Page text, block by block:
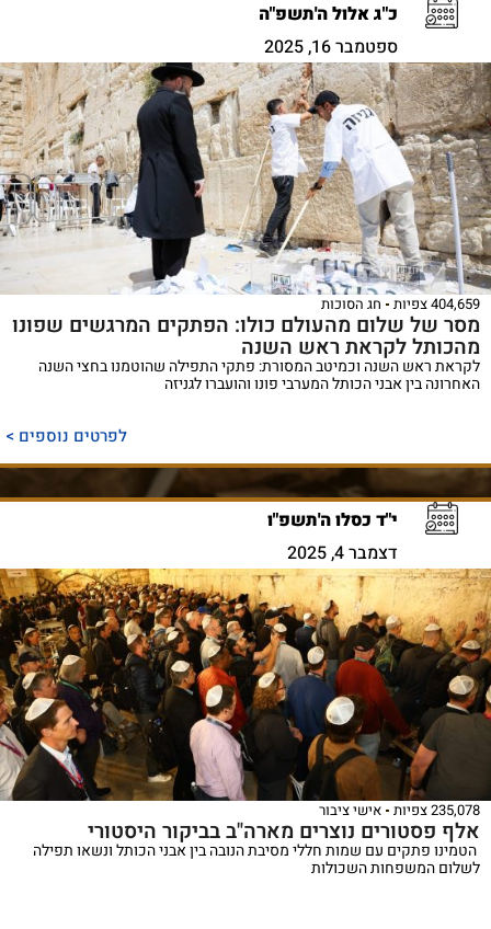
כ"ג אלול ה'תשפ"ה
ספטמבר 16, 2025
404,659 צפיות חג הסוכות
מסר של שלום מהעולם כולו: הפתקים המרגשים שפונו
מהכותל לקראת ראש השנה
לקראת ראש השנה וכמיטב המסורת: פתקי התפילה שהוטמנו בחצי השנה
האחרונה בין אבני הכותל המערבי פונו והועברו לגניזה
לפרטים נוספים >
י"ד כסלו ה'תשפ"ו
דצמבר 4, 2025
235,078 צפיות אישי ציבור
אלף פסטורים נוצרים מארה"ב בביקור היסטורי
הטמינו פתקים עם שמות חללי מסיבת הנובה בין אבני הכותל ונשאו תפילה
לשלום המשפחות השכולות